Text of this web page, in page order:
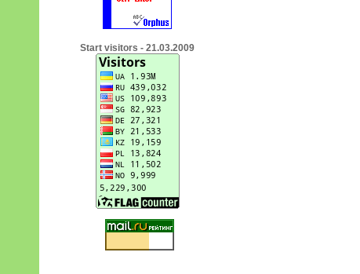
Start visitors - 21.03.2009